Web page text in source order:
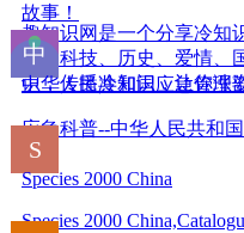
故事！
趣知识网是一个分享冷知
康、科技、历史、爱情、
识，传播冷知识，让你涨
中华人民共和国应急管理
应急科普--中华人民共和
Species 2000 China
Species 2000